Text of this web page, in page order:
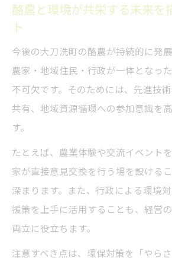
酪農と環境が共栄する未来を
ト
今後の大刀洗町の酪農が持続的に発
農家・地域住民・行政が一体となっ
不可欠です。そのためには、先進技
共有、地域資源循環への参加意識を
す。
たとえば、農業体験や交流イベント
家が直接意見交換を行う場を設ける
深まります。また、行政による環境
援策を上手に活用することも、経営
両立に役立ちます。
注意すべき点は、環保対策を「やら